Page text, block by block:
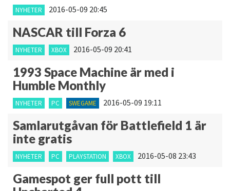
NYHETER 2016-05-09 20:45
NASCAR till Forza 6
NYHETER XBOX 2016-05-09 20:41
1993 Space Machine är med i
Humble Monthly
NYHETER PC SWEGAME 2016-05-09 19:11
Samlarutgåvan för Battlefield 1 är
inte gratis
NYHETER PC PLAYSTATION XBOX 2016-05-08 23:43
Gamespot ger full pott till